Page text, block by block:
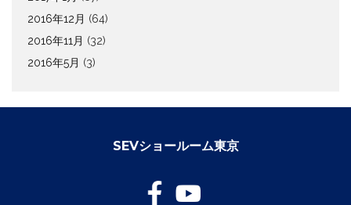
2016年12月 (64)
2016年11月 (32)
2016年5月 (3)
SEVショールーム東京